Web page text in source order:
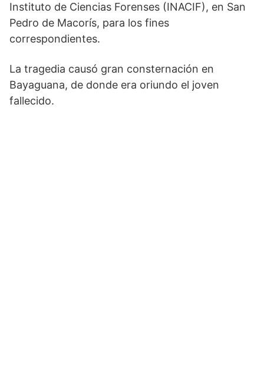
Instituto de Ciencias Forenses (INACIF), en San
Pedro de Macorís, para los fines
correspondientes.
La tragedia causó gran consternación en
Bayaguana, de donde era oriundo el joven
fallecido.